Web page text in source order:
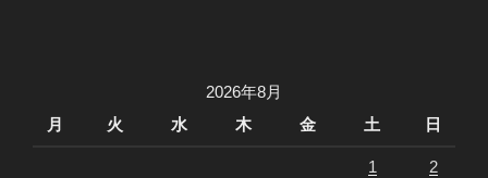
2026年8月
月
火 水 木 金 土 日
1 2